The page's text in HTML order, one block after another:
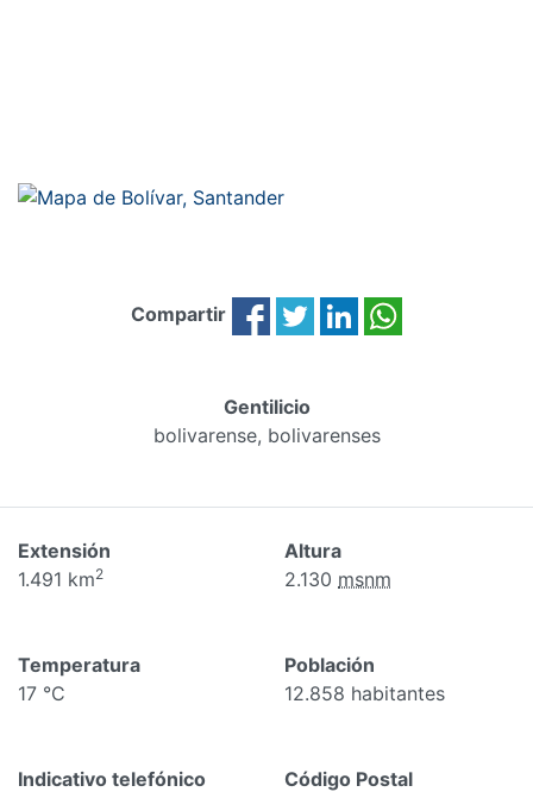
Compartir
Gentilicio
bolivarense, bolivarenses
Extensión
1.491 km2
Altura
2.130 msnm
Temperatura
17 °C
Población
12.858 habitantes
Indicativo telefónico
Código Postal